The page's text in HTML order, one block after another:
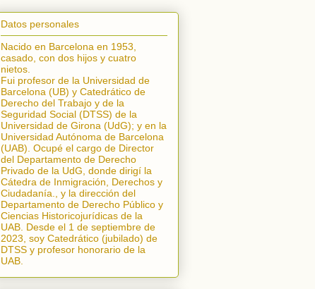
Datos personales
Nacido en Barcelona en 1953,
casado, con dos hijos y cuatro
nietos.
Fui profesor de la Universidad de
Barcelona (UB) y Catedrático de
Derecho del Trabajo y de la
Seguridad Social (DTSS) de la
Universidad de Girona (UdG); y en la
Universidad Autónoma de Barcelona
(UAB). Ocupé el cargo de Director
del Departamento de Derecho
Privado de la UdG, donde dirigí la
Cátedra de Inmigración, Derechos y
Ciudadanía.
, y la dirección del
Departamento de Derecho Público y
Ciencias Historicojurídicas de la
UAB. Desde el 1 de septiembre de
2023, soy Catedrático (jubilado) de
DTSS y profesor honorario de la
UAB.